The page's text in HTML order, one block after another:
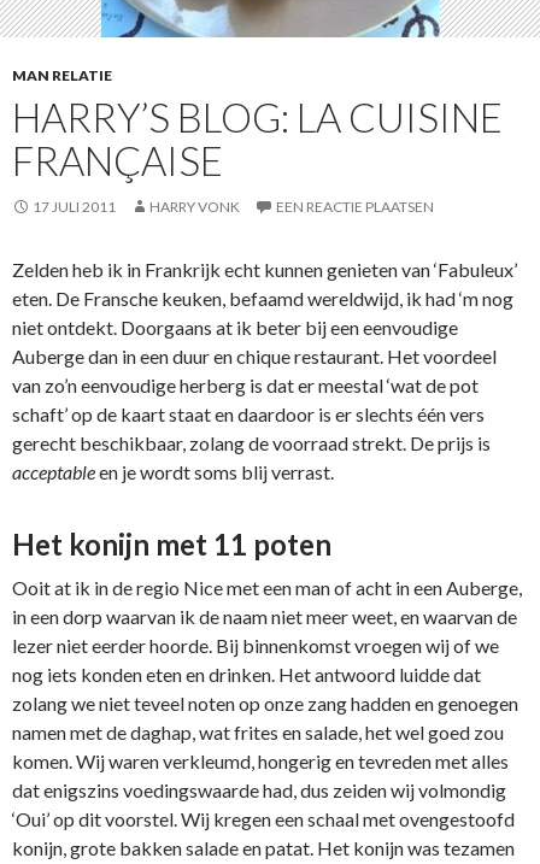
MAN RELATIE
HARRY’S BLOG: LA CUISINE
FRANÇAISE
17 JULI 2011 HARRY VONK EEN REACTIE PLAATSEN
Zelden heb ik in Frankrijk echt kunnen genieten van ‘Fabuleux’
eten. De Fransche keuken, befaamd wereldwijd, ik had ‘m nog
niet ontdekt. Doorgaans at ik beter bij een eenvoudige
Auberge dan in een duur en chique restaurant. Het voordeel
van zo’n eenvoudige herberg is dat er meestal ‘wat de pot
schaft’ op de kaart staat en daardoor is er slechts één vers
gerecht beschikbaar, zolang de voorraad strekt. De prijs is
acceptableen je wordt soms blij verrast.
Het konijn met 11 poten
Ooit at ik in de regio Nice met een man of acht in een Auberge,
in een dorp waarvan ik de naam niet meer weet, en waarvan de
lezer niet eerder hoorde. Bij binnenkomst vroegen wij of we
nog iets konden eten en drinken. Het antwoord luidde dat
zolang we niet teveel noten op onze zang hadden en genoegen
namen met de daghap, wat frites en salade, het wel goed zou
komen. Wij waren verkleumd, hongerig en tevreden met alles
dat enigszins voedingswaarde had, dus zeiden wij volmondig
‘Oui’ op dit voorstel. Wij kregen een schaal met ovengestoofd
konijn, grote bakken salade en patat. Het konijn was tezamen